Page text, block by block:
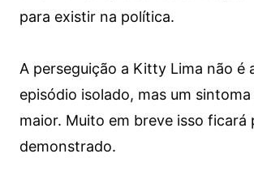
para existir na política.
A perseguição a Kitty Lima não é
episódio isolado, mas um sintoma
maior. Muito em breve isso ficará
demonstrado.